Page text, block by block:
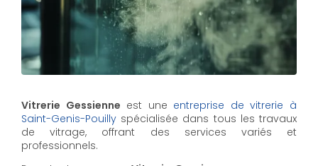
Vitrerie Gessienne est une entreprise de vitrerie à
Saint-Genis-Pouilly spécialisée dans tous les travaux
de vitrage, offrant des services variés et
professionnels.